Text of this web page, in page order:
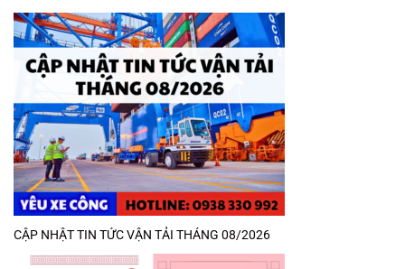
CẬP NHẬT TIN TỨC VẬN TẢI THÁNG 08/2026